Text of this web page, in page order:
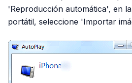
'Reproducción automática', en
portátil, seleccione 'Importar